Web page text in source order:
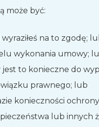
może być:
wyraziłeś na to zgodę;
wykonania umowy;
to konieczne do
prawnego; lub
konieczności ochrony
lub innych